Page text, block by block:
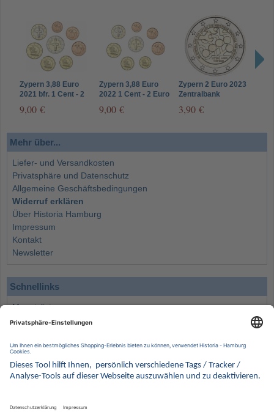
Zypern 3,88 Euro
2021 bfr. 1 Cent - 2
Münzstreifen
9,00 €
Zypern 3,88 Euro
2022 1 Cent - 2 Euro
9,00 €
Zypern 2 Euro 2023
Zentralbank
3,90 €
Mehr über...
Liefer- und Versandkosten
Privatsphäre und Datenschutz
Allgemeine Geschäftsbedingungen
Widerruf erklären
Über Historia Hamburg
Impressum
Kontakt
Newsletter
Schnellinks
Monatsliste
Angebote
Wissenswertes
Kontakt